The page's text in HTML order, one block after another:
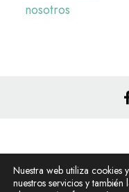
nosotros
Nuestra web utiliza cookies
nuestros servicios y